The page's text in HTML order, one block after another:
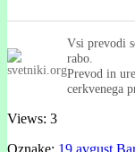
Vsi prevodi
rabo.
Prevod in
cerkvenega
Views: 3
Oznake: 19.avgust